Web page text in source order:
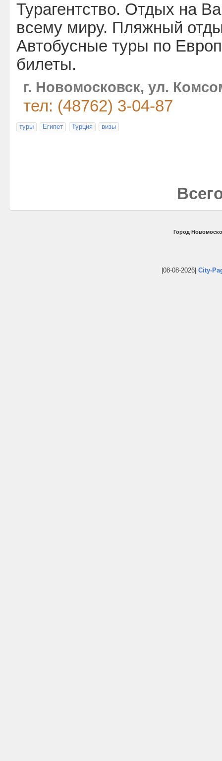
Турагентство. Отдых на
всему миру. Пляжный
Автобусные туры по
билеты.
г. Новомосковск, ул.
тел: (48762) 3-04-87
туры Египет Турция визы
Город
|08-08-2026| City-